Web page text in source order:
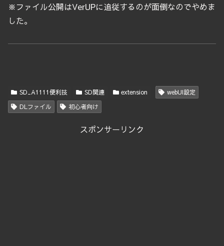
※ファイル公開はVerUPに追従するのが面倒なのでやめま
した。
SD_A1111便利技 SD関連 extension
webUI設定
DLファイル
初心者向け
スポンサーリンク